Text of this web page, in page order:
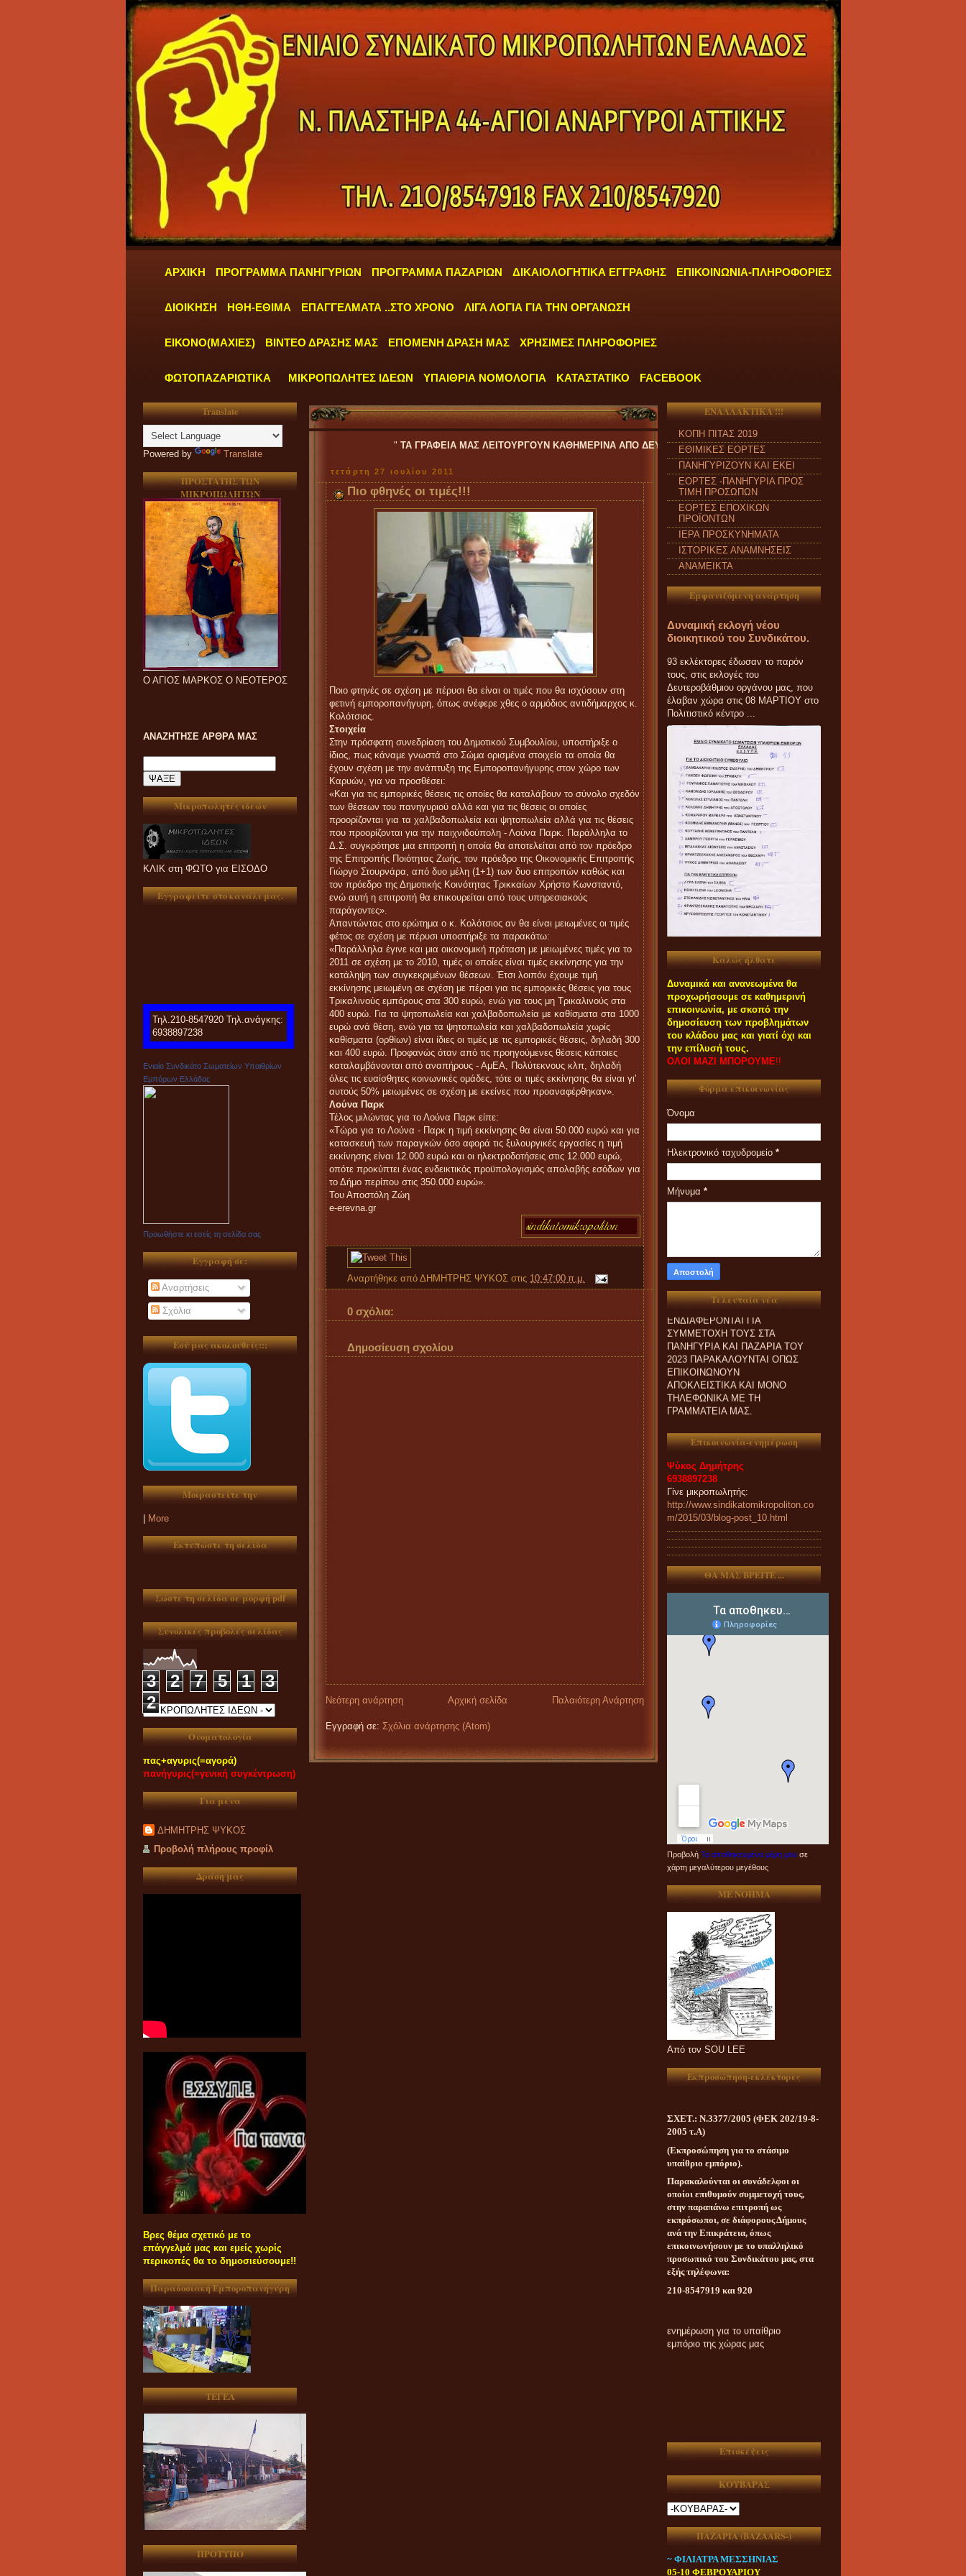
ΑΡΧΙΚΗ ΠΡΟΓΡΑΜΜΑ ΠΑΝΗΓΥΡΙΩΝ ΠΡΟΓΡΑΜΜΑ ΠΑΖΑΡΙΩΝ ΔΙΚΑΙΟΛΟΓΗΤΙΚΑ ΕΓΓΡΑΦΗΣ ΕΠΙΚΟΙΝΩΝΙΑ-ΠΛΗΡΟΦΟΡΙΕΣ
ΔΙΟΙΚΗΣΗ ΗΘΗ-ΕΘΙΜΑ ΕΠΑΓΓΕΛΜΑΤΑ ..ΣΤΟ ΧΡΟΝΟ ΛΙΓΑ ΛΟΓΙΑ ΓΙΑ ΤΗΝ ΟΡΓΑΝΩΣΗ
ΕΙΚΟΝΟ(ΜΑΧΙΕΣ) ΒΙΝΤΕΟ ΔΡΑΣΗΣ ΜΑΣ ΕΠΟΜΕΝΗ ΔΡΑΣΗ ΜΑΣ ΧΡΗΣΙΜΕΣ ΠΛΗΡΟΦΟΡΙΕΣ
ΦΩΤΟΠΑΖΑΡΙΩΤΙΚΑ ΜΙΚΡΟΠΩΛΗΤΕΣ ΙΔΕΩΝ ΥΠΑΙΘΡΙΑ ΝΟΜΟΛΟΓΙΑ ΚΑΤΑΣΤΑΤΙΚΟ FACEBOOK
Translate
Powered by Translate
ΠΡΟΣΤΑΤΗΣ ΤΩΝ
ΜΙΚΡΟΠΩΛΗΤΩΝ
Ο ΑΓΙΟΣ ΜΑΡΚΟΣ Ο ΝΕΟΤΕΡΟΣ
ΑΝΑΖΗΤΗΣΕ ΑΡΘΡΑ ΜΑΣ
Μικροπωλητές ιδεών
ΚΛΙΚ στη ΦΩΤΟ για ΕΙΣΟΔΟ
Εγγραφείτε στο κανάλι μας.
Τηλ.210-8547920 Τηλ.ανάγκης:
6938897238
Ενιαίο Συνδικάτο Σωματείων Υπαιθρίων
Εμπόρων Ελλάδας
Προωθήστε κι εσείς τη σελίδα σας
Εγγραφή σε:
Αναρτήσεις
Σχόλια
Εσύ μας ακολουθείς:::
Μοιραστείτε την
More
Εκτυπώστε τη σελίδα
Σώστε τη σελίδα σε μορφή pdf
Συνολικές προβολές σελίδας
3 2 7 5 1
3
2
Ονοματολογία
πας+αγυρις(=αγορά)
πανήγυρις(=γενική συγκέντρωση)
Για μένα
ΔΗΜΗΤΡΗΣ ΨΥΚΟΣ
Προβολή πλήρους προφίλ
Δράση μας
Βρες θέμα σχετικό με το
επάγγελμά μας και εμείς χωρίς
περικοπές θα το δημοσιεύσουμε!!
Παραδοσιακή Εμποροπανήγυρη
ΤΕΓΕΑ
ΠΡΟΤΥΠΟ
ΤΑ ΓΡΑΦΕΙΑ ΜΑΣ ΛΕΙΤΟΥΡΓΟΥΝ ΚΑΘΗΜΕΡΙΝΑ ΑΠΟ ΔΕΥΤΕΡΑ έως ΠΑΡΑΣΚΕΥΗ και από ώρα 09:00 π.μ. έως 04:00 μ.μ.
τετάρτη 27 ιουλίου 2011
Πιο φθηνές οι τιμές!!!
Ποιο φτηνές σε σχέση με πέρυσι θα είναι οι τιμές που θα ισχύσουν στη
φετινή εμποροπανήγυρη, όπως ανέφερε χθες ο αρμόδιος αντιδήμαρχος κ.
Κολότσιος.
Στοιχεία
Στην πρόσφατη συνεδρίαση του Δημοτικού Συμβουλίου, υποστήριξε ο
ίδιος, πως κάναμε γνωστά στο Σώμα ορισμένα στοιχεία τα οποία θα
έχουν σχέση με την ανάπτυξη της Εμποροπανήγυρης στον χώρο των
Καρυών, για να προσθέσει:
«Και για τις εμπορικές θέσεις τις οποίες θα καταλάβουν το σύνολο σχεδόν
των θέσεων του πανηγυριού αλλά και για τις θέσεις οι οποίες
προορίζονται για τα χαλβαδοπωλεία και ψητοπωλεία αλλά για τις θέσεις
που προορίζονται για την παιχνιδούπολη - Λούνα Παρκ. Παράλληλα το
Δ.Σ. συγκρότησε μια επιτροπή η οποία θα αποτελείται από τον πρόεδρο
της Επιτροπής Ποιότητας Ζωής, τον πρόεδρο της Οικονομικής Επιτροπής
Γιώργο Στουρνάρα, από δυο μέλη (1+1) των δυο επιτροπών καθώς και
τον πρόεδρο της Δημοτικής Κοινότητας Τρικκαίων Χρήστο Κωνσταντό,
ενώ αυτή η επιτροπή θα επικουρείται από τους υπηρεσιακούς
παράγοντες».
Απαντώντας στο ερώτημα ο κ. Κολότσιος αν θα είναι μειωμένες οι τιμές
φέτος σε σχέση με πέρυσι υποστήριξε τα παρακάτω:
«Παράλληλα έγινε και μια οικονομική πρόταση με μειωμένες τιμές για το
2011 σε σχέση με το 2010, τιμές οι οποίες είναι τιμές εκκίνησης για την
κατάληψη των συγκεκριμένων θέσεων. Έτσι λοιπόν έχουμε τιμή
εκκίνησης μειωμένη σε σχέση με πέρσι για τις εμπορικές θέσεις για τους
Τρικαλινούς εμπόρους στα 300 ευρώ, ενώ για τους μη Τρικαλινούς στα
400 ευρώ. Για τα ψητοπωλεία και χαλβαδοπωλεία με καθίσματα στα 1000
ευρώ ανά θέση, ενώ για τα ψητοπωλεία και χαλβαδοπωλεία χωρίς
καθίσματα (ορθίων) είναι ίδιες οι τιμές με τις εμπορικές θέσεις, δηλαδή 300
και 400 ευρώ. Προφανώς όταν από τις προηγούμενες θέσεις κάποιες
καταλαμβάνονται από αναπήρους - ΑμΕΑ, Πολύτεκνους κλπ, δηλαδή
όλες τις ευαίσθητες κοινωνικές ομάδες, τότε οι τιμές εκκίνησης θα είναι γι'
αυτούς 50% μειωμένες σε σχέση με εκείνες που προαναφέρθηκαν».
Λούνα Παρκ
Τέλος μιλώντας για το Λούνα Παρκ είπε:
«Τώρα για το Λούνα - Παρκ η τιμή εκκίνησης θα είναι 50.000 ευρώ και για
κατασκευή των παραγκών όσο αφορά τις ξυλουργικές εργασίες η τιμή
εκκίνησης είναι 12.000 ευρώ και οι ηλεκτροδοτήσεις στις 12.000 ευρώ,
οπότε προκύπτει ένας ενδεικτικός προϋπολογισμός απολαβής εσόδων για
το Δήμο περίπου στις 350.000 ευρώ».
Του Αποστόλη Ζώη
e-erevna.gr
Αναρτήθηκε από ΔΗΜΗΤΡΗΣ ΨΥΚΟΣ στις 10:47:00 π.μ.
0 σχόλια:
Δημοσίευση σχολίου
Νεότερη ανάρτηση Παλαιότερη Ανάρτηση
Αρχική σελίδα
Εγγραφή σε: Σχόλια ανάρτησης (Atom)
ΕΝΑΛΛΑΚΤΙΚΑ !!!
ΚΟΠΗ ΠΙΤΑΣ 2019
ΕΘΙΜΙΚΕΣ ΕΟΡΤΕΣ
ΠΑΝΗΓΥΡΙΖΟΥΝ ΚΑΙ ΕΚΕΙ
ΕΟΡΤΕΣ -ΠΑΝΗΓΥΡΙΑ ΠΡΟΣ
ΤΙΜΗ ΠΡΟΣΩΠΩΝ
ΕΟΡΤΕΣ ΕΠΟΧΙΚΩΝ
ΠΡΟΪΟΝΤΩΝ
ΙΕΡΑ ΠΡΟΣΚΥΝΗΜΑΤΑ
ΙΣΤΟΡΙΚΕΣ ΑΝΑΜΝΗΣΕΙΣ
ΑΝΑΜΕΙΚΤΑ
Εμφανιζόμενη ανάρτηση
Δυναμική εκλογή νέου
διοικητικού του Συνδικάτου.
93 εκλέκτορες έδωσαν το παρόν
τους, στις εκλογές του
Δευτεροβάθμιου οργάνου μας, που
έλαβαν χώρα στις 08 ΜΑΡΤΙΟΥ στο
Πολιτιστικό κέντρο ...
Καλώς ήλθατε
Δυναμικά και ανανεωμένα θα
προχωρήσουμε σε καθημερινή
επικοινωνία, με σκοπό την
δημοσίευση των προβλημάτων
του κλάδου μας και γιατί όχι και
την επίλυσή τους.
ΟΛΟΙ ΜΑΖΙ ΜΠΟΡΟΥΜΕ!!
Φόρμα επικοινωνίας
Όνομα
Ηλεκτρονικό ταχυδρομείο *
Μήνυμα *
Τελευταία νέα
ΟΙ ΣΥΝΑΔΕΛΦΟΙ ΠΟΥ
ΕΝΔΙΑΦΕΡΟΝΤΑΙ ΓΙΑ
ΣΥΜΜΕΤΟΧΗ ΤΟΥΣ ΣΤΑ
ΠΑΝΗΓΥΡΙΑ ΚΑΙ ΠΑZΑΡΙΑ ΤΟΥ
2023 ΠΑΡΑΚΑΛΟΥΝΤΑΙ ΟΠΩΣ
ΕΠΙΚΟΙΝΩΝΟΥΝ
ΑΠΟΚΛΕΙΣΤΙΚΑ ΚΑΙ ΜΟΝΟ
ΤΗΛΕΦΩΝΙΚΑ ΜΕ ΤΗ
ΓΡΑΜΜΑΤΕΙΑ ΜΑΣ.
Επικοινωνία-ενημέρωση
Ψύκος Δημήτρης
6938897238
Γίνε μικροπωλητής:
http://www.sindikatomikropoliton.co
m/2015/03/blog-post_10.html
ΘΑ ΜΑΣ ΒΡΕΙΤΕ ...
Προβολή Τα αποθηκευμένα μέρη μου σε
χάρτη μεγαλύτερου μεγέθους
ME NOHMA
Aπό τον SOU LEE
Εκπροσώπηση-εκλέκτορες
ΣΧΕΤ.: Ν.3377/2005 (ΦΕΚ 202/19-8-
2005 τ.Α)
(Εκπροσώπηση για το στάσιμο
υπαίθριο εμπόριο).
Παρακαλούνται οι συνάδελφοι οι
οποίοι επιθυμούν συμμετοχή τους,
στην παραπάνω επιτροπή ως
εκπρόσωποι, σε διάφορους Δήμους
ανά την Επικράτεια, όπως
επικοινωνήσουν με το υπαλληλικό
προσωπικό του Συνδικάτου μας, στα
εξής τηλέφωνα:
210-8547919 και 920
εμπόριο της χώρας μας
Επισκέψεις
ΚΟΥΒΑΡΑΣ
ΠΑΖΑΡΙΑ (ΒAZAARS-)
~ ΦΙΛΙΑΤΡΑ ΜΕΣΣΗΝΙΑΣ
05-10 ΦΕΒΡΟΥΑΡΙΟΥ